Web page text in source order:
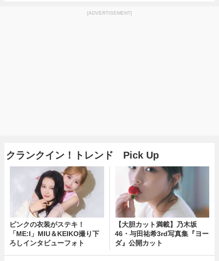
[ADVERTISEMENT]
クランクイン！トレンド Pick Up
ピンクの衣装がステキ！
「ME:I」MIU＆KEIKO撮り下
ろしインタビューフォト
【大胆カット満載】乃木坂
46・与田祐希3rd写真集『ヨー
ダ』公開カット